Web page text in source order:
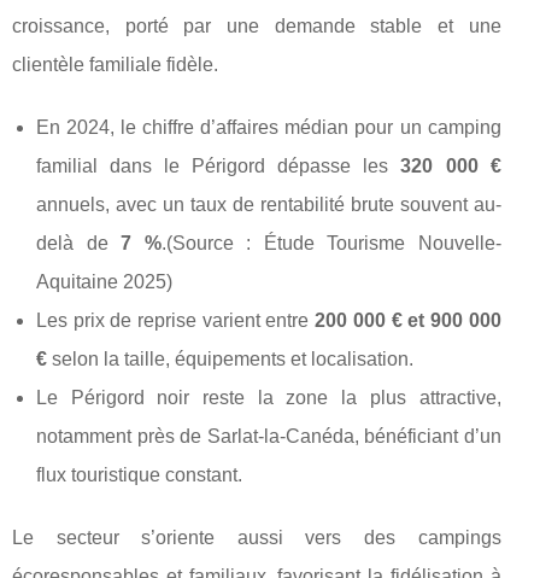
croissance, porté par une demande stable et une
clientèle familiale fidèle.
En 2024, le chiffre d’affaires médian pour un camping
familial dans le Périgord dépasse les320 000 €
annuels, avec un taux de rentabilité brute souvent au-
delà de7 %.(Source : Étude Tourisme Nouvelle-
Aquitaine 2025)
Les prix de reprise varient entre200 000 € et 900 000
€ selon la taille, équipements et localisation.
Le Périgord noir reste la zone la plus attractive,
notamment près de Sarlat-la-Canéda, bénéficiant d’un
flux touristique constant.
Le secteur s’oriente aussi vers des campings